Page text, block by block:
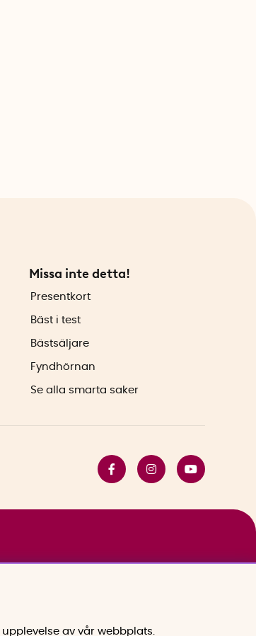
Missa inte detta!
Presentkort
Bäst i test
Bästsäljare
Fyndhörnan
Se alla smarta saker
av vår webbplats.